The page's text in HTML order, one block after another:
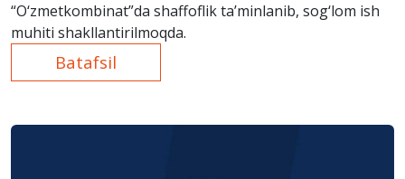
“O‘zmetkombinat”da shaffoflik ta’minlanib, sog‘lom ish
muhiti shakllantirilmoqda.
Batafsil